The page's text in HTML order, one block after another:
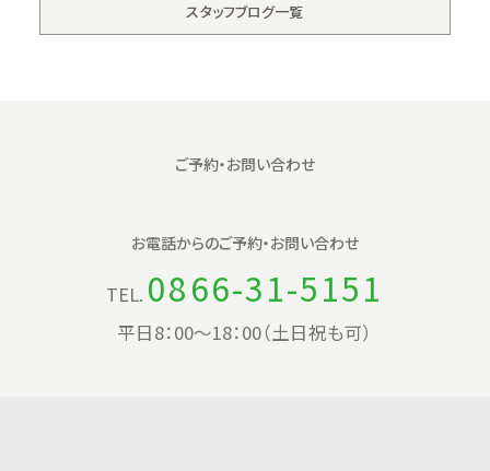
スタッフブログ一覧
ご予約・お問い合わせ
お電話からのご予約・お問い合わせ
TEL. 0866-31-5151
平日8：00〜18：00（土日祝も可）